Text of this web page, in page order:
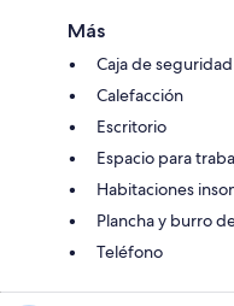
Más
Caja de seguridad
Calefacción
Escritorio
Espacio para
Habitaciones
Plancha y burro
Teléfono